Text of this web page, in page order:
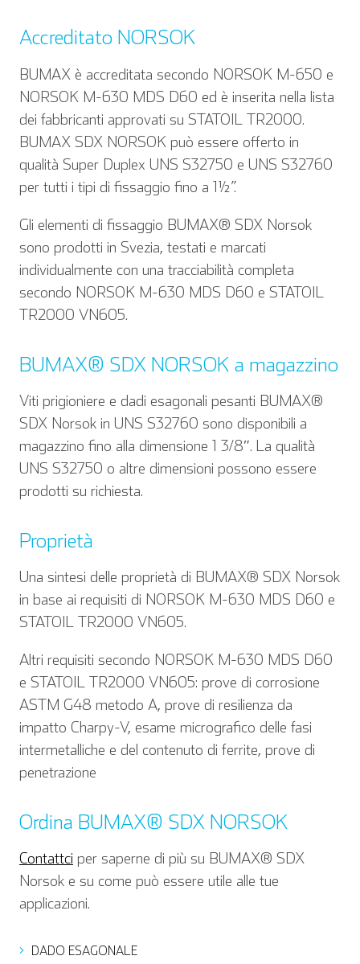
Accreditato NORSOK
BUMAX è accreditata secondo NORSOK M-650 e
NORSOK M-630 MDS D60 ed è inserita nella lista
dei fabbricanti approvati su STATOIL TR2000.
BUMAX SDX NORSOK può essere offerto in
qualità Super Duplex UNS S32750 e UNS S32760
per tutti i tipi di fissaggio fino a 1½”.
Gli elementi di fissaggio BUMAX® SDX Norsok
sono prodotti in Svezia, testati e marcati
individualmente con una tracciabilità completa
secondo NORSOK M-630 MDS D60 e STATOIL
TR2000 VN605.
BUMAX® SDX NORSOK a magazzino
Viti prigioniere e dadi esagonali pesanti BUMAX®
SDX Norsok in UNS S32760 sono disponibili a
magazzino fino alla dimensione 1 3/8″. La qualità
UNS S32750 o altre dimensioni possono essere
prodotti su richiesta.
Proprietà
Una sintesi delle proprietà di BUMAX® SDX Norsok
in base ai requisiti di NORSOK M-630 MDS D60 e
STATOIL TR2000 VN605.
Altri requisiti secondo NORSOK M-630 MDS D60
e STATOIL TR2000 VN605: prove di corrosione
ASTM G48 metodo A, prove di resilienza da
impatto Charpy-V, esame micrografico delle fasi
intermetalliche e del contenuto di ferrite, prove di
penetrazione
Ordina BUMAX® SDX NORSOK
Contattci per saperne di più su BUMAX® SDX
Norsok e su come può essere utile alle tue
applicazioni.
DADO ESAGONALE